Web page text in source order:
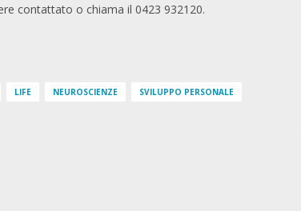
contattato o chiama il 0423 932120.
LIFE NEUROSCIENZE SVILUPPO PERSONALE